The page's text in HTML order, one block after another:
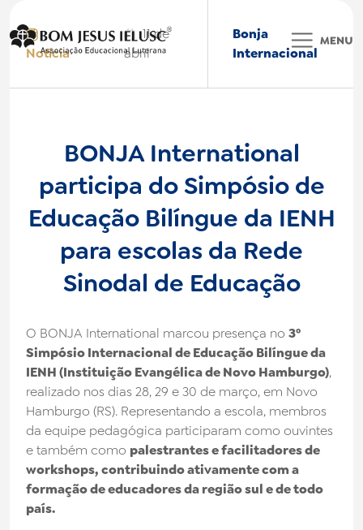
Colégio BONJA
BONJA International
Faculdade IELUSC
Bonjinha
Institucional
Noticias
Trabalhe Conosco
Fale Conosco
Biblioteca
Notícia
11 de
abril
Bonja
Internacional
BONJA International
participa do Simpósio de
Educação Bilíngue da IENH
para escolas da Rede
Sinodal de Educação
O BONJA International marcou presença no 3º
Simpósio Internacional de Educação Bilíngue da
IENH (Instituição Evangélica de Novo Hamburgo),
realizado nos dias 28, 29 e 30 de março, em Novo
Hamburgo (RS). Representando a escola, membros
da equipe pedagógica participaram como ouvintes
e também como palestrantes e facilitadores de
workshops, contribuindo ativamente com a
formação de educadores da região sul e de todo
país.